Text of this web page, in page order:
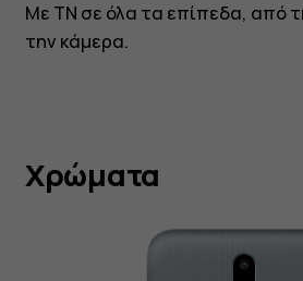
Με ΤΝ σε όλα τα επίπεδα, από
την κάμερα.
Χρώματα